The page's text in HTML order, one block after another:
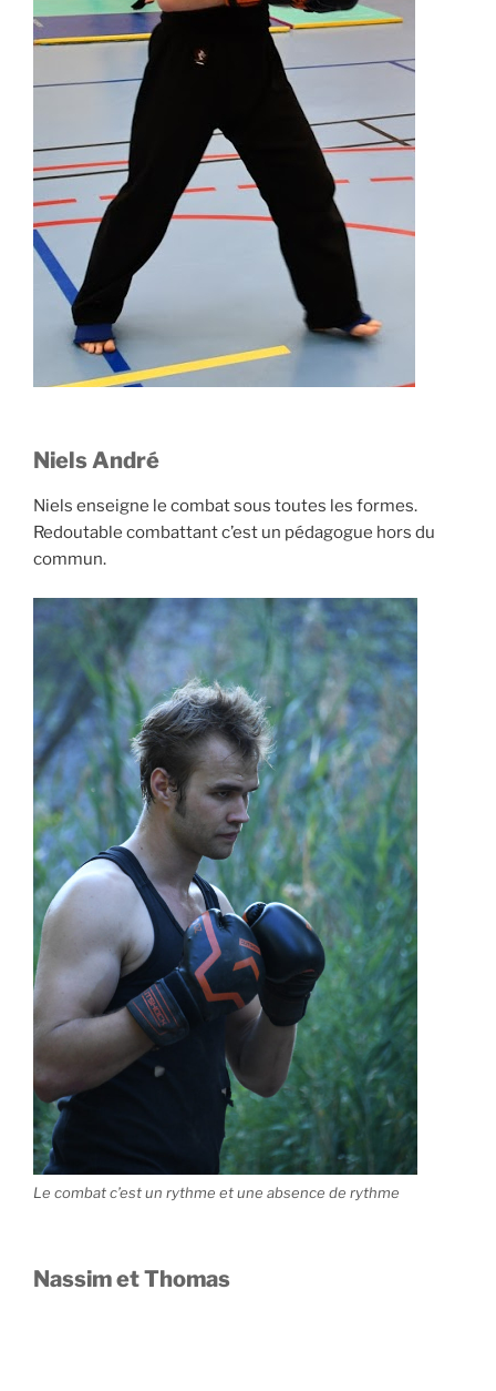
Niels André
Niels enseigne le combat sous toutes les formes.
Redoutable combattant c’est un pédagogue hors du
commun.
Le combat c’est un rythme et une absence de rythme
Nassim et Thomas